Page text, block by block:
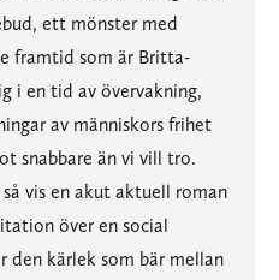
ett mönster med
framtid som är Britta-
i en tid av övervakning,
av människors frihet
snabbare än vi vill tro.
vis en akut aktuell roman
över en social
den kärlek som bär mellan